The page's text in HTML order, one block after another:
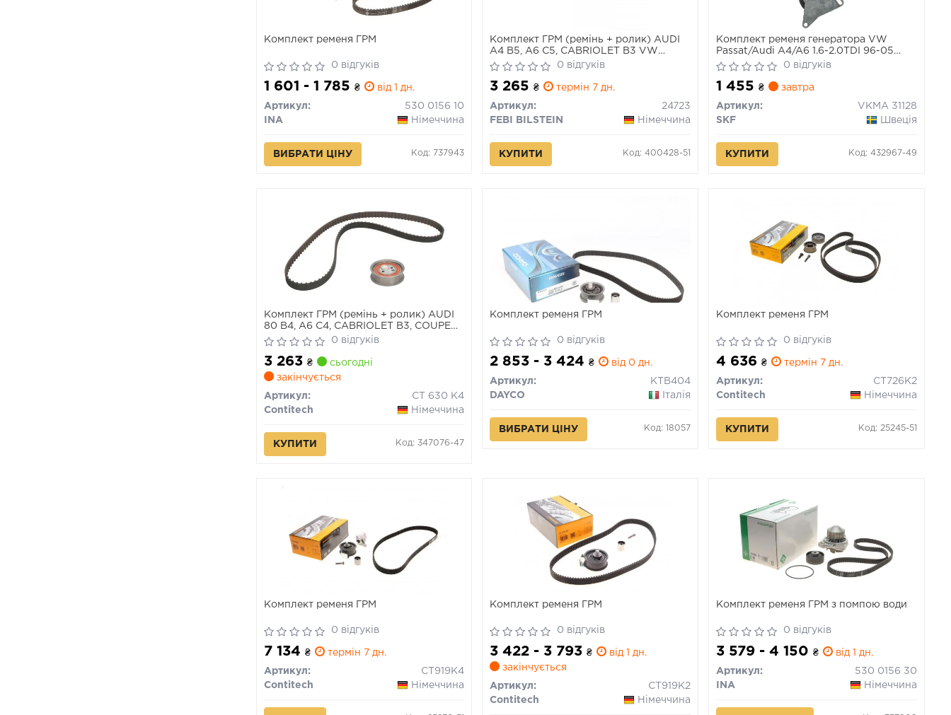
Комплект ременя ГРМ
0 відгуків
1 601 - 1 785 ₴ від 1 дн.
Артикул:
530 0156 10
INA
Німеччина
ВИБРАТИ ЦІНУ Код: 737943
Комплект ГРМ (ремінь + ролик) AUDI
A4 B5, A6 C5, CABRIOLET B3 VW
PASSAT B5 1.8 11.94-01.05
0 відгуків
3 265₴ термін 7 дн.
Артикул:
24723
FEBI BILSTEIN
Німеччина
КУПИТИ Код: 400428-51
Комплект ременя генератора VW
Passat/Audi A4/A6 1.6-2.0TDI 96-05
(4PK855)
0 відгуків
1 455₴ завтра
Артикул:
VKMA 31128
SKF
Швеція
КУПИТИ Код: 432967-49
Комплект ГРМ (ремінь + ролик) AUDI
80 B4, A6 C4, CABRIOLET B3, COUPE
B3 VW GOLF IV 2.0/2.8 05.89-06.02
0 відгуків
3 263 ₴
сьогодні
закінчується
Артикул:
CT 630 K4
Contitech
Німеччина
КУПИТИ Код: 347076-47
Комплект ременя ГРМ
0 відгуків
2 853 - 3 424₴ від 0 дн.
Артикул:
KTB404
DAYCO
Італія
ВИБРАТИ ЦІНУ Код: 18057
Комплект ременя ГРМ
0 відгуків
4 636₴ термін 7 дн.
Артикул:
CT726K2
Contitech
Німеччина
КУПИТИ Код: 25245-51
Комплект ременя ГРМ
0 відгуків
7 134 ₴ термін 7 дн.
Артикул:
CT919K4
Contitech
Німеччина
Комплект ременя ГРМ
0 відгуків
3 422 - 3 793₴
від 1 дн.
закінчується
Артикул:
CT919K2
Contitech
Німеччина
Комплект ременя ГРМ з помпою води
0 відгуків
3 579 - 4 150₴ від 1 дн.
Артикул:
530 0156 30
INA
Німеччина